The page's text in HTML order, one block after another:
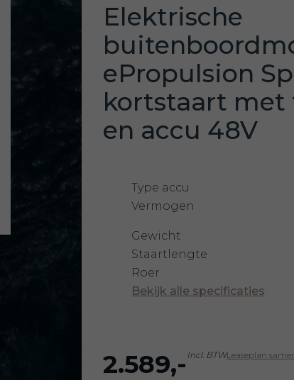
Elektrische
ePropulsion
kortstaart
en accu 48V
Type accu
Vermogen
Gewicht
Staartlengte
Roer
Bekijk alle specificaties
2.589,- Incl. BTWLeaseplan